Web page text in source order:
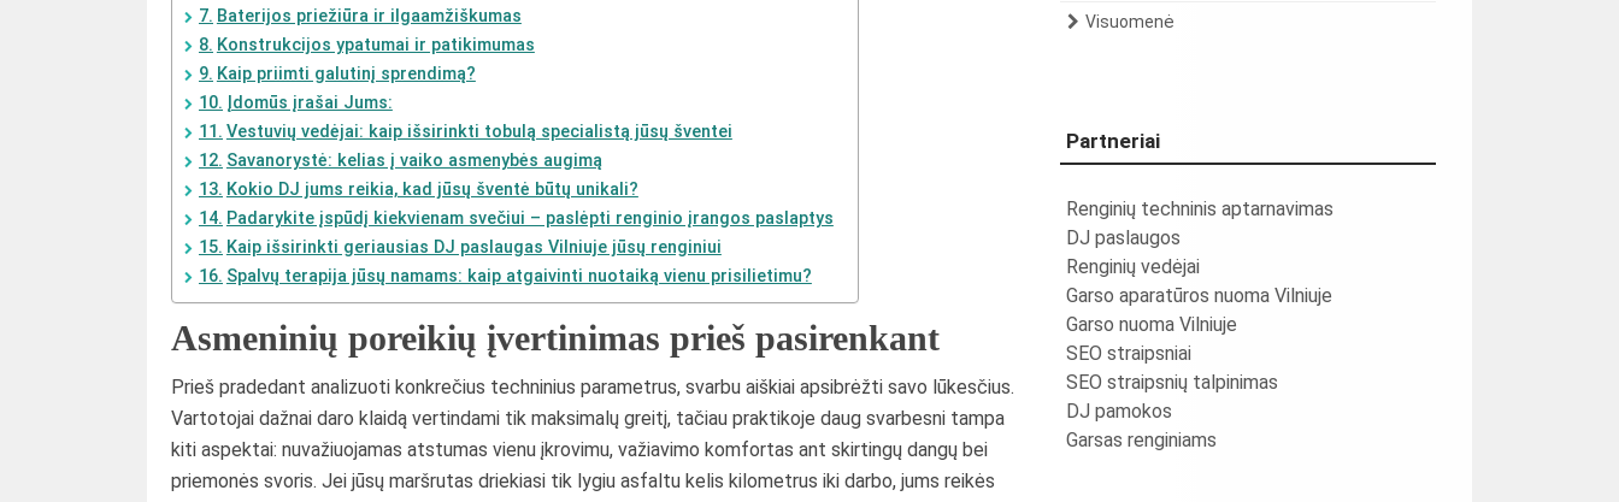
Baterijos priežiūra ir ilgaamžiškumas
Konstrukcijos ypatumai ir patikimumas
Kaip priimti galutinį sprendimą?
Įdomūs įrašai Jums:
Vestuvių vedėjai: kaip išsirinkti tobulą specialistą jūsų šventei
Savanorystė: kelias į vaiko asmenybės augimą
Kokio DJ jums reikia, kad jūsų šventė būtų unikali?
Padarykite įspūdį kiekvienam svečiui – paslėpti renginio įrangos paslaptys
Kaip išsirinkti geriausias DJ paslaugas Vilniuje jūsų renginiui
Spalvų terapija jūsų namams: kaip atgaivinti nuotaiką vienu prisilietimu?
Asmeninių poreikių įvertinimas prieš pasirenkant
Prieš pradedant analizuoti konkrečius techninius parametrus, svarbu aiškiai apsibrėžti savo lūkesčius.
Vartotojai dažnai daro klaidą vertindami tik maksimalų greitį, tačiau praktikoje daug svarbesni tampa
kiti aspektai: nuvažiuojamas atstumas vienu įkrovimu, važiavimo komfortas ant skirtingų dangų bei
priemonės svoris. Jei jūsų maršrutas driekiasi tik lygiu asfaltu kelis kilometrus iki darbo, jums reikės
Visuomenė
Partneriai
Renginių techninis aptarnavimas
DJ paslaugos
Renginių vedėjai
Garso aparatūros nuoma Vilniuje
Garso nuoma Vilniuje
SEO straipsniai
SEO straipsnių talpinimas
DJ pamokos
Garsas renginiams